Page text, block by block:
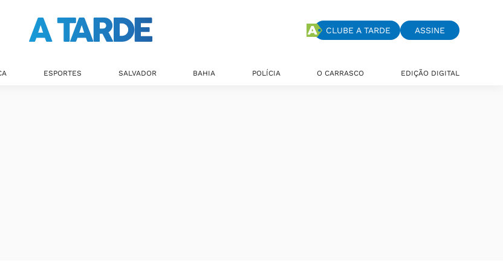
CLUBE A TARDE ASSINE
ESPORTES SALVADOR BAHIA POLÍCIA O CARRASCO EDIÇÃO DIGITAL